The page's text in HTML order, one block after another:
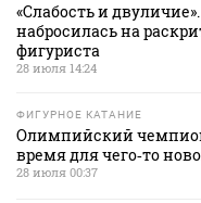
«Слабость и
набросилась на
фигуриста
28 июля 14:24
ФИГУРНОЕ КАТАНИЕ
Олимпийский
время для чего‑то
28 июля 00:37